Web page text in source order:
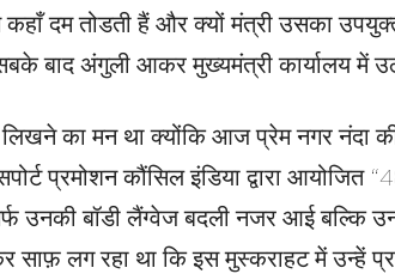
दम तोडती हैं और क्यों मंत्री उसका
बाद अंगुली आकर मुख्यमंत्री कार्यालय में
का मन था क्योंकि आज प्रेम नगर नंदा
प्रमोशन कौंसिल इंडिया द्वारा आयोजित
उनकी बॉडी लैंग्वेज बदली नजर आई बल्कि
साफ़ लग रहा था कि इस मुस्कराहट में उन्हें